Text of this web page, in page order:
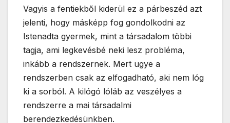
Vagyis a fentiekből kiderül ez a párbeszéd azt
jelenti, hogy másképp fog gondolkodni az
Istenadta gyermek, mint a társadalom többi
tagja, ami legkevésbé neki lesz probléma,
inkább a rendszernek. Mert ugye a
rendszerben csak az elfogadható, aki nem lóg
ki a sorból. A kilógó lóláb az veszélyes a
rendszerre a mai társadalmi
berendezkedésünkben.